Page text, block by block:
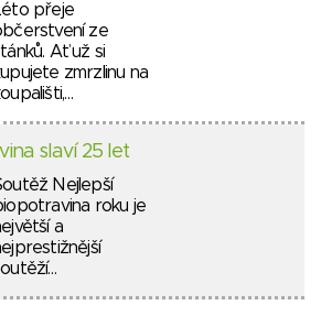
přeje
ze
Ať už si
zmrzlinu na
slaví 25 let
Nejlepší
roku je
a